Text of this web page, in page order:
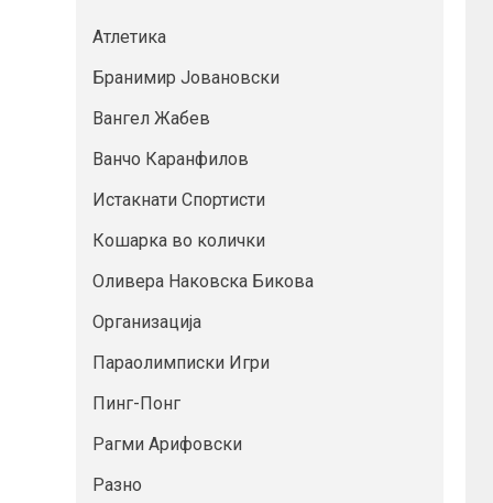
Атлетика
Бранимир Јовановски
Вангел Жабев
Ванчо Каранфилов
Истакнати Спортисти
Кошарка во колички
Оливера Наковска Бикова
Организација
Параолимписки Игри
Пинг-Понг
Рагми Арифовски
Разно